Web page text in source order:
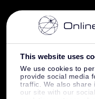
This website uses
We use cookies to
provide social media
traffic. We also share
our site with our